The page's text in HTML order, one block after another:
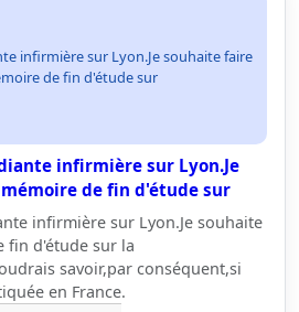
infirmière sur Lyon.Je souhaite faire
de fin d'étude sur
infirmière sur Lyon.Je
de fin d'étude sur
infirmière sur Lyon.Je souhaite
fin d'étude sur la
savoir,par conséquent,si
en France.